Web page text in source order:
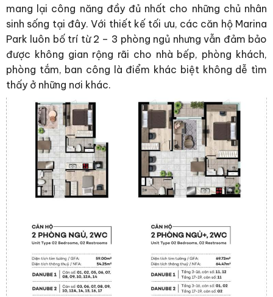
mang lại công năng đầy đủ nhất cho những chủ nhân
sinh sống tại đây. Với thiết kế tối ưu, các căn hộ Marina
Park luôn bố trí từ 2 – 3 phòng ngủ nhưng vẫn đảm bảo
được không gian rộng rãi cho nhà bếp, phòng khách,
phòng tắm, ban công là điểm khác biệt không dễ tìm
thấy ở những nơi khác.